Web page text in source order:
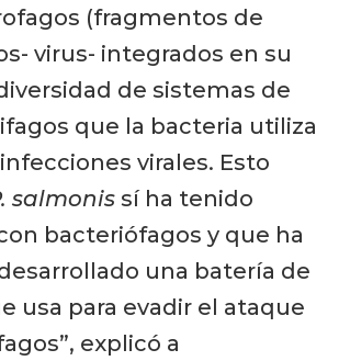
(fragmentos de
virus- integrados en su
de sistemas de
que la bacteria utiliza
virales. Esto
salmonissí ha tenido
bacteriófagos y que ha
una batería de
usa para evadir el ataque
explicó a